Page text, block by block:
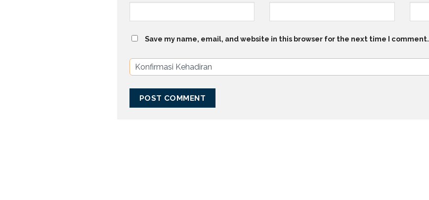
Save my name, email, and website in this browser for the next time I comment.